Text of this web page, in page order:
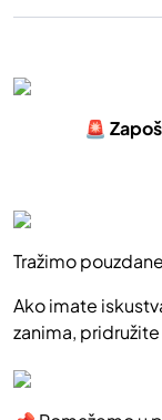
🚨
Tražimo
Ako imate
zanima,